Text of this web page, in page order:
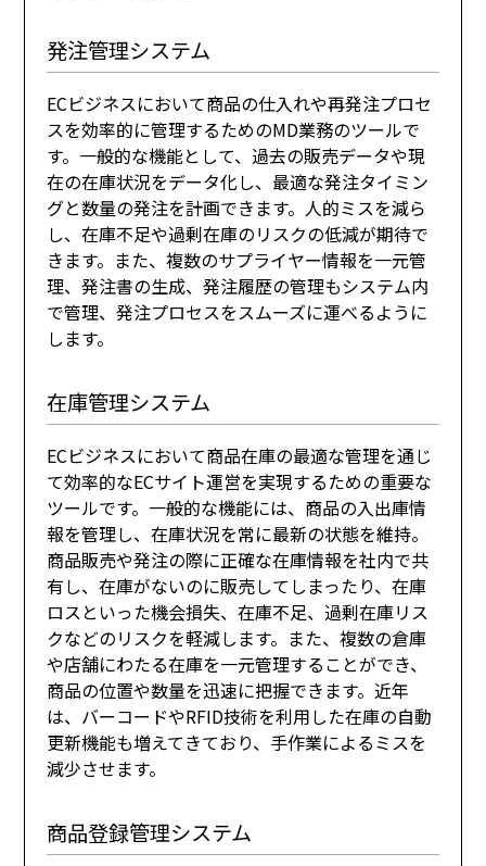
発注管理システム
ECビジネスにおいて商品の仕入れや再発注プロセ
スを効率的に管理するためのMD業務のツールで
す。一般的な機能として、過去の販売データや現
在の在庫状況をデータ化し、最適な発注タイミン
グと数量の発注を計画できます。人的ミスを減ら
し、在庫不足や過剰在庫のリスクの低減が期待で
きます。また、複数のサプライヤー情報を一元管
理、発注書の生成、発注履歴の管理もシステム内
で管理、発注プロセスをスムーズに運べるように
します。
在庫管理システム
ECビジネスにおいて商品在庫の最適な管理を通じ
て効率的なECサイト運営を実現するための重要な
ツールです。一般的な機能には、商品の入出庫情
報を管理し、在庫状況を常に最新の状態を維持。
商品販売や発注の際に正確な在庫情報を社内で共
有し、在庫がないのに販売してしまったり、在庫
ロスといった機会損失、在庫不足、過剰在庫リス
クなどのリスクを軽減します。また、複数の倉庫
や店舗にわたる在庫を一元管理することができ、
商品の位置や数量を迅速に把握できます。近年
は、バーコードやRFID技術を利用した在庫の自動
更新機能も増えてきており、手作業によるミスを
減少させます。
商品登録管理システム